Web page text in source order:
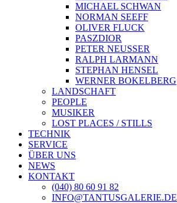
MICHAEL SCHWAN
NORMAN SEEFF
OLIVER FLUCK
PASZDIOR
PETER NEUSSER
RALPH LARMANN
STEPHAN HENSEL
WERNER BOKELBERG
LANDSCHAFT
PEOPLE
MUSIKER
LOST PLACES / STILLS
TECHNIK
SERVICE
ÜBER UNS
NEWS
KONTAKT
(040) 80 60 91 82
INFO@TANTUSGALERIE.DE